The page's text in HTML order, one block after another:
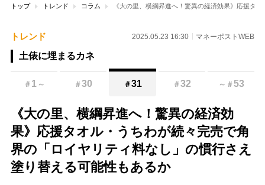
トップ トレンド コラム 《大の里、横綱昇進へ！驚異の経済効果》応援タ
トレンド 2025.05.23 16:30 マネーポストWEB
土俵に埋まるカネ
＃ 1 ～ ＃30 ＃31 ＃32 ～ ＃53
《大の里、横綱昇進へ！驚異の経済効
果》応援タオル・うちわが続々完売で角
界の「ロイヤリティ料なし」の慣行さえ
塗り替える可能性もあるか